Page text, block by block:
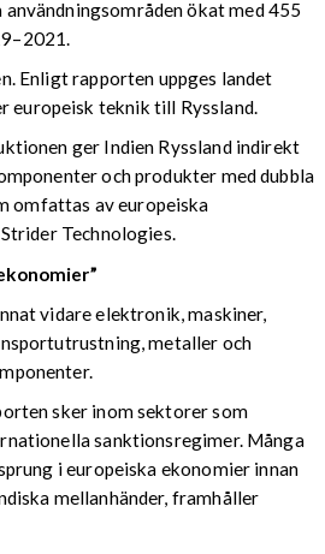
användningsområden ökat med 455
Enligt rapporten uppges landet
europeisk teknik till Ryssland.
ger Indien Ryssland indirekt
och produkter med dubbla
omfattas av europeiska
Technologies.
vidare elektronik, maskiner,
metaller och
sker inom sektorer som
sanktionsregimer. Många
i europeiska ekonomier innan
mellanhänder, framhåller